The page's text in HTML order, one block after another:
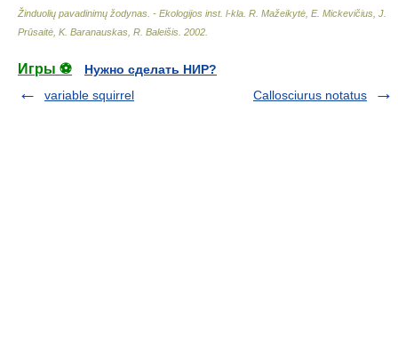
Žinduolių pavadinimų žodynas. - Ekologijos inst. l-kla R. Mažeikytė, E. Mickevičius, J.
Prūsaitė, K. Baranauskas, R. Baleišis 2002
Игры ⚽
Нужно сделать НИР?
variable squirrel
Callosciurus notatus